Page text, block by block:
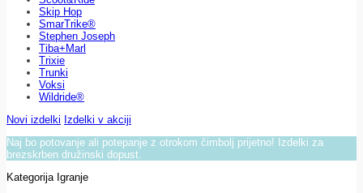
Skip Hop
SmarTrike®
Stephen Joseph
Tiba+Marl
Trixie
Trunki
Voksi
Wildride®
Novi izdelki Izdelki v akciji
Naj bo potovanje ali potepanje z otrokom čimbolj prijetno! Izdelki za
brezskrben družinski dopust.
Kategorija Igranje